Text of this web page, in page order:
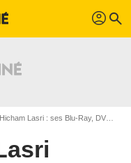
profil search
Hicham Lasri : ses Blu-Ray, DVD, VOD, SVOD